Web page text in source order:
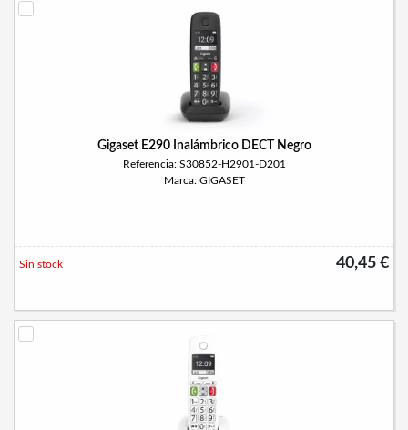
Gigaset E290 Inalámbrico DECT Negro
Referencia: S30852-H2901-D201
Marca: GIGASET
40,45 €
Sin stock